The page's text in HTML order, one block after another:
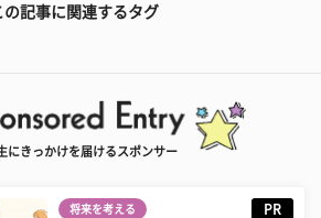
の記事に関連するタグ
にきっかけを届けるスポンサー
将来を考える PR